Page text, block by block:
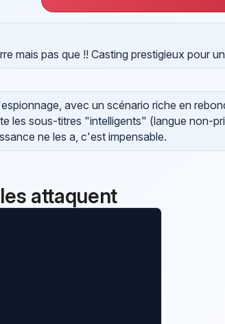
mais pas que !! Casting prestigieux pour
avec un scénario riche en
les sous-titres "intelligents" (langue non-
ne les a, c'est impensable.
attaquent